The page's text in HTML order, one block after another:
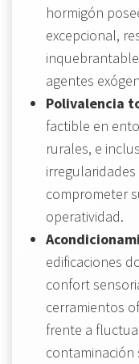
hormigón
excepcional,
agentes
Polivalencia
factible en
rurales, e
irregularidades
comprometer
operatividad.
edificaciones
confort
cerramientos
frente a